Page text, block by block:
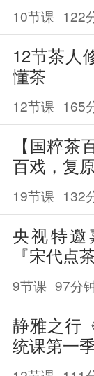
10节课 122
12节茶人
懂茶
12节课 165
【国粹茶
百戏，复
19节课 132
央视特
『宋代点
9节课 97分
静雅之行
统课第一